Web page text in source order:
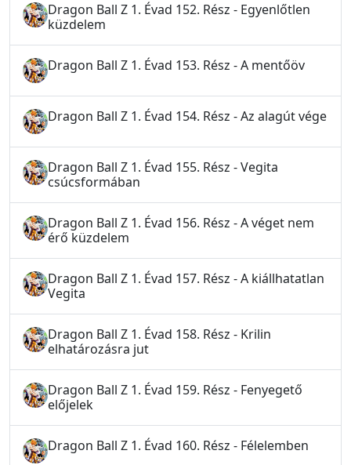
Dragon Ball Z 1. Évad 152. Rész - Egyenlőtlen
küzdelem
Dragon Ball Z 1. Évad 153. Rész - A mentőöv
Dragon Ball Z 1. Évad 154. Rész - Az alagút vége
Dragon Ball Z 1. Évad 155. Rész - Vegita
csúcsformában
Dragon Ball Z 1. Évad 156. Rész - A véget nem
érő küzdelem
Dragon Ball Z 1. Évad 157. Rész - A kiállhatatlan
Vegita
Dragon Ball Z 1. Évad 158. Rész - Krilin
elhatározásra jut
Dragon Ball Z 1. Évad 159. Rész - Fenyegető
előjelek
Dragon Ball Z 1. Évad 160. Rész - Félelemben